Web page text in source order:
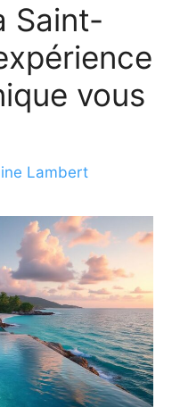
Saint-
vous
Lambert